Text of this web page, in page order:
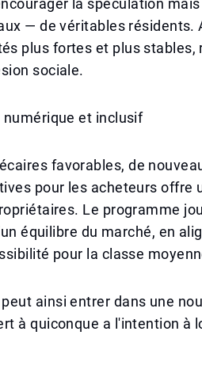
la spéculation
— de véritables résidents.
plus fortes et plus stables,
sociale.
numérique et inclusif
favorables, de
pour les acheteurs offre
Le programme
équilibre du marché, en
pour la classe
ainsi entrer dans une
à quiconque a l'intention à